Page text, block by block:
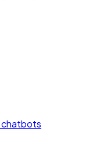
chatbots